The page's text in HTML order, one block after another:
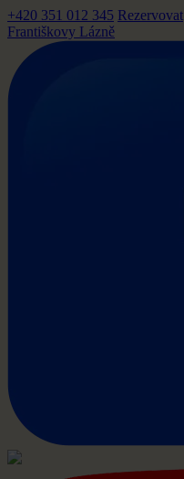
+420 351 012 345 Rezervovat
Františkovy Lázně